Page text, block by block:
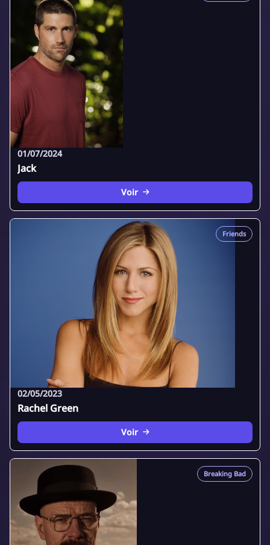
01/07/2024
Jack
Voir
Friends
02/05/2023
Rachel Green
Voir
Breaking Bad